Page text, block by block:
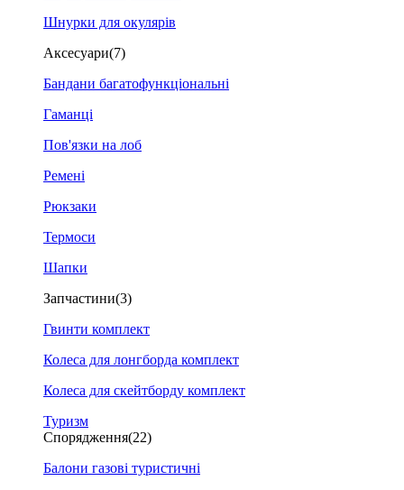
Шнурки для окулярів
Аксесуари(7)
Бандани багатофункціональні
Гаманці
Пов'язки на лоб
Ремені
Рюкзаки
Термоси
Шапки
Запчастини(3)
Гвинти комплект
Колеса для лонгборда комплект
Колеса для скейтборду комплект
Туризм
Спорядження(22)
Балони газові туристичні